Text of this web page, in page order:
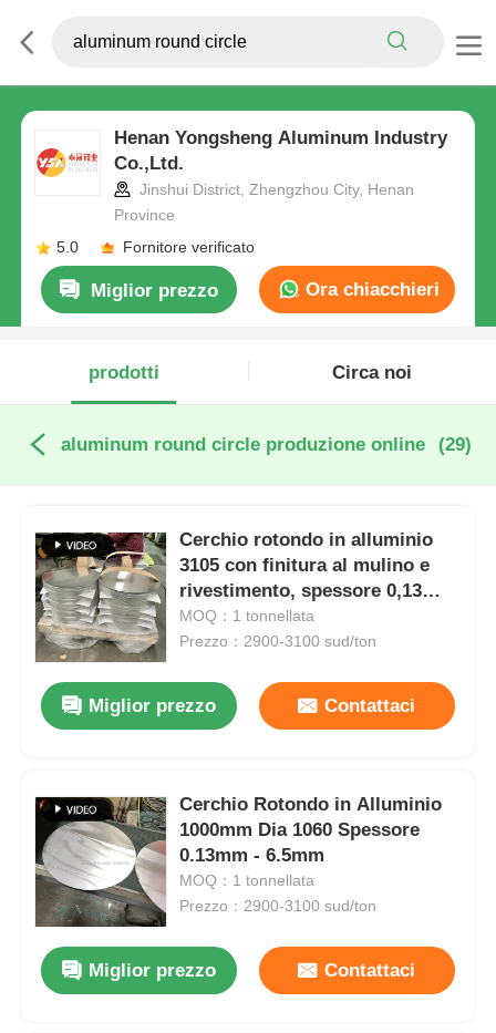
Henan Yongsheng Aluminum Industry
Co.,Ltd.
Jinshui District, Zhengzhou City, Henan
Province
5.0
Fornitore verificato
Miglior prezzo Ora chiacchieri
prodotti Circa noi
aluminum round circle produzione online (29)
Cerchio rotondo in alluminio
3105 con finitura al mulino e
rivestimento, spessore 0,13
mm, dischi rotondi in alluminio
MOQ：1 tonnellata
Prezzo：2900-3100 sud/ton
Miglior prezzo Contattaci
Cerchio Rotondo in Alluminio
1000mm Dia 1060 Spessore
0.13mm - 6.5mm
MOQ：1 tonnellata
Prezzo：2900-3100 sud/ton
Miglior prezzo Contattaci